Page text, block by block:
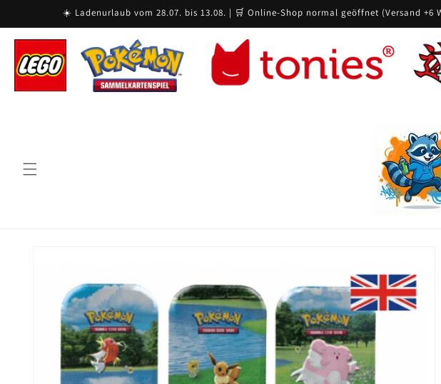
☀️ Ladenurlaub vom 28.07. bis 13.08. | 🛒 Online-Shop normal geöffnet (Versand